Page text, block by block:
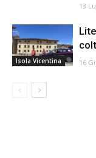
13
Isola Vicentina 16